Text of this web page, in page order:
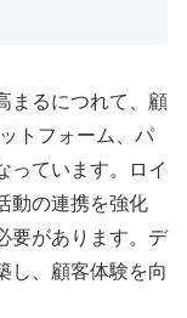
まるにつれて、顧
トフォーム、パ
っています。ロイ
動の連携を強化
要があります。デ
し、顧客体験を向